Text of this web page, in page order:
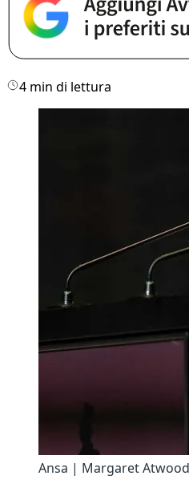
4 min di lettura
Ansa | Margaret